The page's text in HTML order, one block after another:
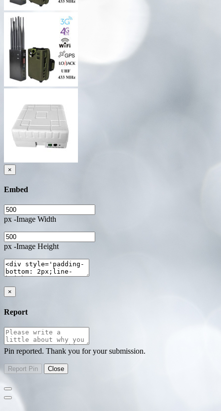
×
Embed
px -Image Width
px -Image Height
×
Report
Pin reported. Thank you for your submission.